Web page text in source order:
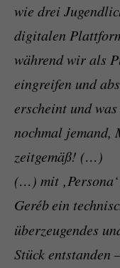
wie drei
digitalen
während wir als
eingreifen und
erscheint und
nochmal jemand,
zeitgemäß! (…)
(…) mit
Gerébein
überzeugendes
Stück entstanden